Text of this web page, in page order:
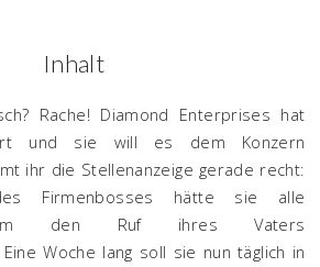
Inhalt
Rache! Diamond Enterprises hat
und sie will es dem Konzern
ihr die Stellenanzeige gerade recht:
Firmenbosses hätte sie alle
um den Ruf ihres Vaters
Woche lang soll sie nun täglich in